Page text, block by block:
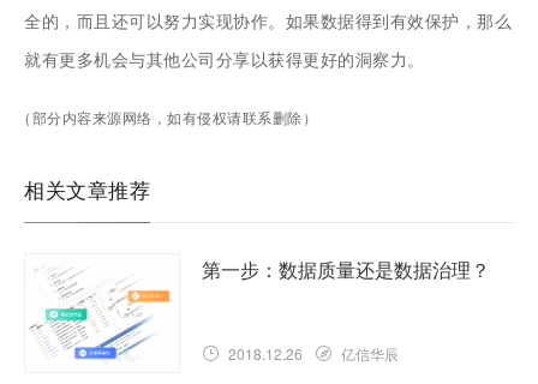
全的，而且还可以努力实现协作。如果数据得到有效保护，那么
就有更多机会与其他公司分享以获得更好的洞察力。
（部分内容来源网络，如有侵权请联系删除）
相关文章推荐
第一步：数据质量还是数据治理？
2018.12.26 亿信华辰